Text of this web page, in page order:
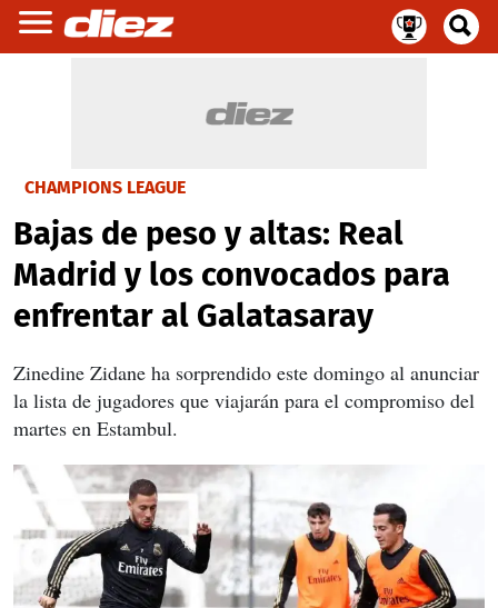
CHAMPIONS LEAGUE
Bajas de peso y altas: Real
Madrid y los convocados para
enfrentar al Galatasaray
Zinedine Zidane ha sorprendido este domingo al anunciar
la lista de jugadores que viajarán para el compromiso del
martes en Estambul.